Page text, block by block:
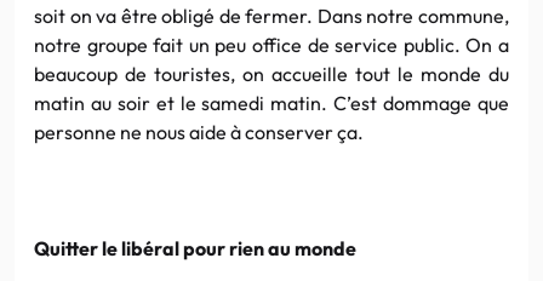
soit on va être obligé de fermer. Dans notre commune,
notre groupe fait un peu office de service public. On a
beaucoup de touristes, on accueille tout le monde du
matin au soir et le samedi matin. C’est dommage que
personne ne nous aide à conserver ça.
Quitter le libéral pour rien au monde